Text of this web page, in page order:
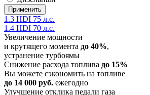
1.3 HDI 75 л.с.
1.4 HDI 70 л.с.
Увеличение мощности
и крутящего момента до 40%,
устранение турбоямы
Снижение расхода топлива до 15%
Вы можете сэкономить на топливе
до 14 000 руб. ежегодно
Улучшение отклика педали газа